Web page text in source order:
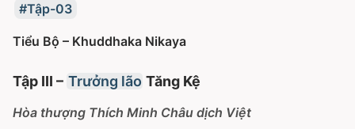
Tập-03
Tiểu Bộ – Khuddhaka Nikaya
Tập III – Trưởng lão Tăng Kệ
Hòa thượng Thích Minh Châu dịch Việt